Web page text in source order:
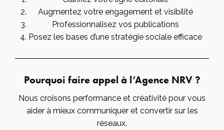
Augmentez votre engagement et visibilité
Professionnalisez vos publications
Posez les bases d’une stratégie sociale efficace
Pourquoi faire appel à l’Agence NRV ?
Nous croisons performance et créativité pour vous
aider à mieux communiquer et convertir sur les
réseaux.